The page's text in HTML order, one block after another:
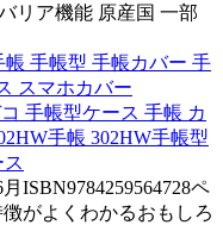
リア機能 原産国 一部
帳 手帳型 手帳カバー 手
スマホカバー
手帳型ケース 手帳 カ
手帳 302HW手帳型
ISBN9784259564728ペ
がよくわかるおもしろ